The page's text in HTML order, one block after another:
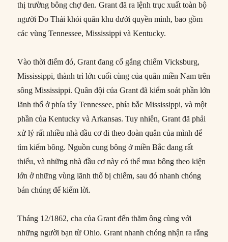
thị trường bông chợ đen. Grant đã ra lệnh trục xuất toàn bộ
người Do Thái khỏi quân khu dưới quyền mình, bao gồm
các vùng Tennessee, Mississippi và Kentucky.
Vào thời điểm đó, Grant đang cố gắng chiếm Vicksburg,
Mississippi, thành trì lớn cuối cùng của quân miền Nam trên
sông Mississippi. Quân đội của Grant đã kiểm soát phần lớn
lãnh thổ ở phía tây Tennessee, phía bắc Mississippi, và một
phần của Kentucky và Arkansas. Tuy nhiên, Grant đã phải
xử lý rất nhiều nhà đầu cơ đi theo đoàn quân của mình để
tìm kiếm bông. Nguồn cung bông ở miền Bắc đang rất
thiếu, và những nhà đầu cơ này có thể mua bông theo kiện
lớn ở những vùng lãnh thổ bị chiếm, sau đó nhanh chóng
bán chúng để kiếm lời.
Tháng 12/1862, cha của Grant đến thăm ông cùng với
những người bạn từ Ohio. Grant nhanh chóng nhận ra rằng